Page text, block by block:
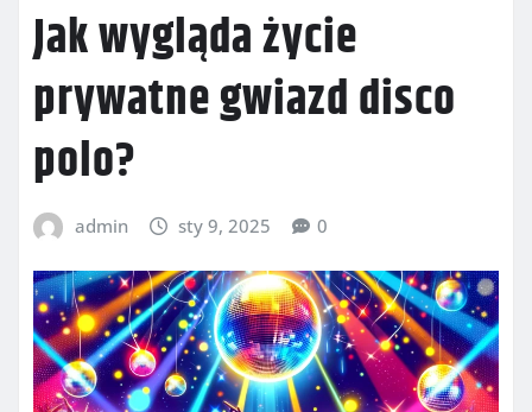
Jak wygląda życie
prywatne gwiazd disco
polo?
admin sty 9, 2025 0